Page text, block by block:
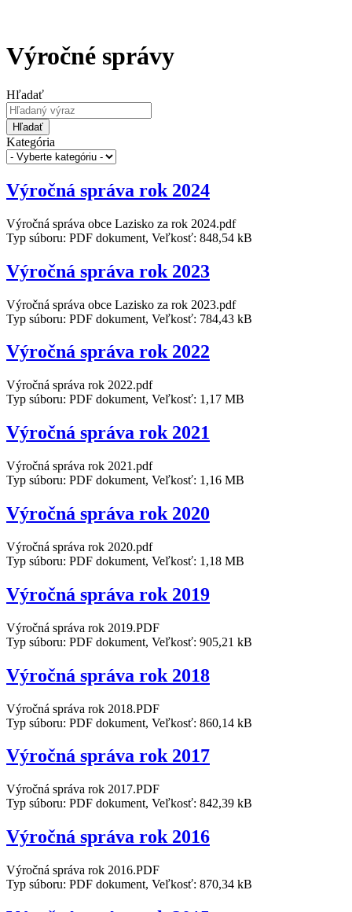
Výročné správy
Hľadať
Hľadať
Kategória
Výročná správa rok 2024
Výročná správa obce Lazisko za rok 2024.pdf
Typ súboru: PDF dokument, Veľkosť: 848,54 kB
Výročná správa rok 2023
Výročná správa obce Lazisko za rok 2023.pdf
Typ súboru: PDF dokument, Veľkosť: 784,43 kB
Výročná správa rok 2022
Výročná správa rok 2022.pdf
Typ súboru: PDF dokument, Veľkosť: 1,17 MB
Výročná správa rok 2021
Výročná správa rok 2021.pdf
Typ súboru: PDF dokument, Veľkosť: 1,16 MB
Výročná správa rok 2020
Výročná správa rok 2020.pdf
Typ súboru: PDF dokument, Veľkosť: 1,18 MB
Výročná správa rok 2019
Výročná správa rok 2019.PDF
Typ súboru: PDF dokument, Veľkosť: 905,21 kB
Výročná správa rok 2018
Výročná správa rok 2018.PDF
Typ súboru: PDF dokument, Veľkosť: 860,14 kB
Výročná správa rok 2017
Výročná správa rok 2017.PDF
Typ súboru: PDF dokument, Veľkosť: 842,39 kB
Výročná správa rok 2016
Výročná správa rok 2016.PDF
Typ súboru: PDF dokument, Veľkosť: 870,34 kB